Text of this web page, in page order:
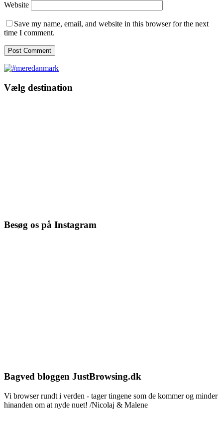
Website
Save my name, email, and website in this browser for the next
time I comment.
Vælg destination
Besøg os på Instagram
Bagved bloggen JustBrowsing.dk
Vi browser rundt i verden - tager tingene som de kommer og minder
hinanden om at nyde nuet! /Nicolaj & Malene